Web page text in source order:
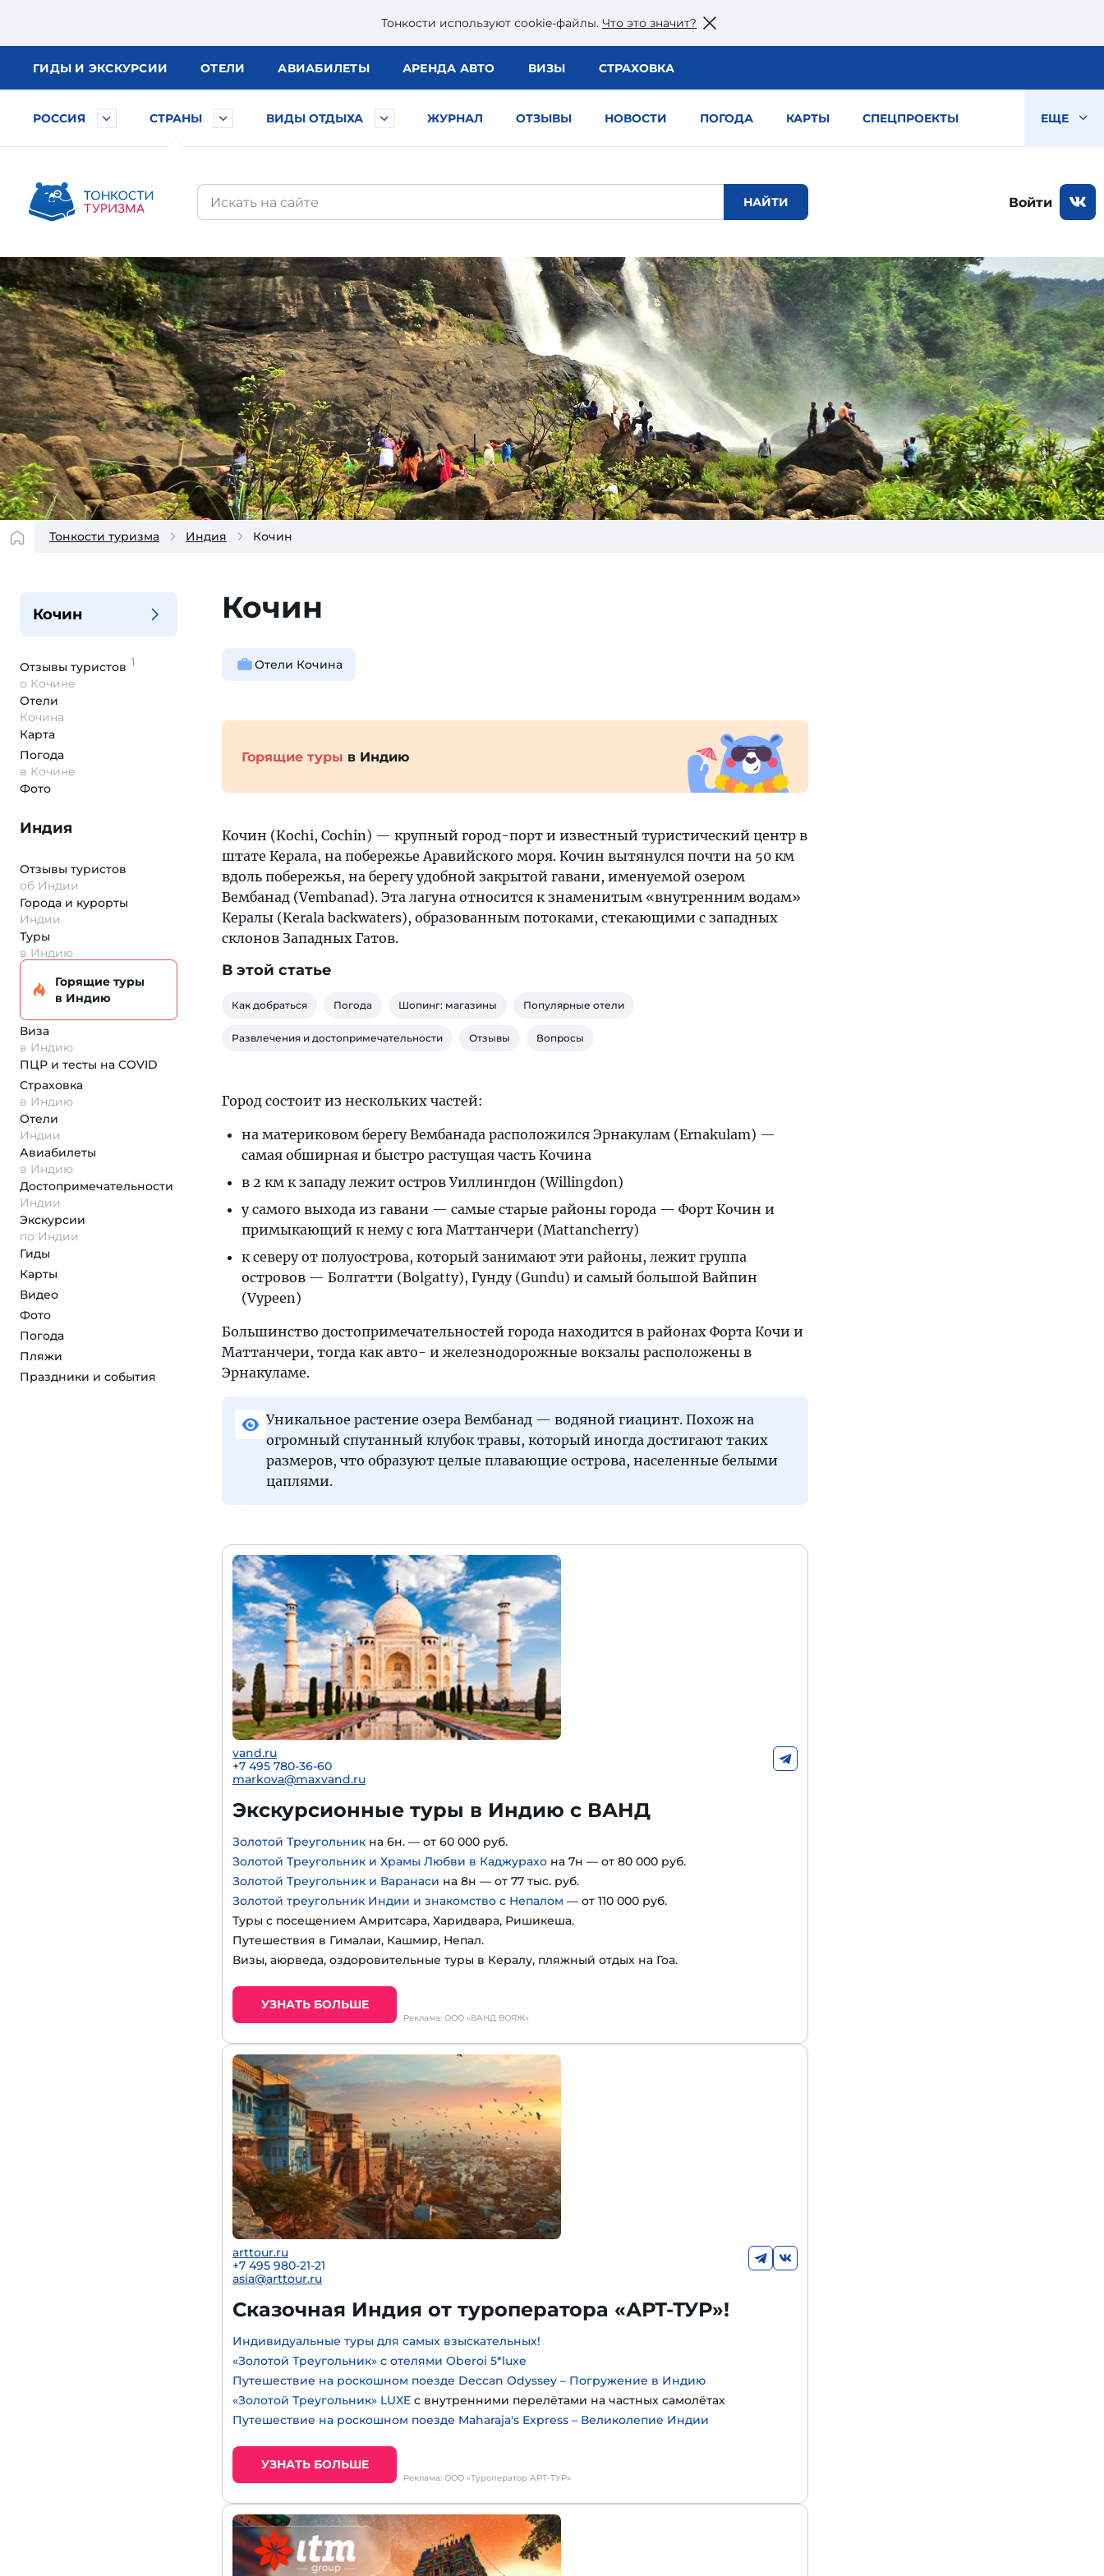
Тонкости используют сookie-файлы. Что это значит?
ГИДЫ И ЭКСКУРСИИ ОТЕЛИ АВИАБИЛЕТЫ АРЕНДА АВТО ВИЗЫ СТРАХОВКА
РОССИЯ СТРАНЫ ВИДЫ ОТДЫХА ЖУРНАЛ ОТЗЫВЫ НОВОСТИ ПОГОДА КАРТЫ СПЕЦПРОЕКТЫ ЕЩЕ
Войти
Тонкости туризма Индия Кочин
Кочин
Отзывы туристов 1
о Кочине
Отели
Кочина
Карта
Погода
в Кочине
Фото
Индия
Отзывы туристов
об Индии
Города и курорты
Индии
Туры
в Индию
Горящие туры
в Индию
Виза
в Индию
ПЦР и тесты на COVID
Страховка
в Индию
Отели
Индии
Авиабилеты
в Индию
Достопримеча­тельности
Индии
Экскурсии
по Индии
Гиды
Карты
Видео
Фото
Погода
Пляжи
Праздники и события
Кочин
Отели Кочина
Горящие туры в Индию
Кочин (Kochi, Cochin) — крупный город-порт и известный туристический центр в
штате Керала, на побережье Аравийского моря. Кочин вытянулся почти на 50 км
вдоль побережья, на берегу удобной закрытой гавани, именуемой озером
Вембанад (Vembanad). Эта лагуна относится к знаменитым «внутренним водам»
Кералы (Kerala backwaters), образованным потоками, стекающими с западных
склонов Западных Гатов.
В этой статье
Как добраться Погода Шопинг: магазины Популярные отели
Развлечения и достопримечательности Отзывы Вопросы
Город состоит из нескольких частей:
на материковом берегу Вембанада расположился Эрнакулам (Ernakulam) —
самая обширная и быстро растущая часть Кочина
в 2 км к западу лежит остров Уиллингдон (Willingdon)
у самого выхода из гавани — самые старые районы города — Форт Кочин и
примыкающий к нему с юга Маттанчери (Mattancherry)
к северу от полуострова, который занимают эти районы, лежит группа
островов — Болгатти (Bolgatty), Гунду (Gundu) и самый большой Вайпин
(Vypeen)
Большинство достопримечательностей города находится в районах Форта Кочи и
Маттанчери, тогда как авто- и железнодорожные вокзалы расположены в
Эрнакуламе.
Уникальное растение озера Вембанад — водяной гиацинт. Похож на
огромный спутанный клубок травы, который иногда достигают таких
размеров, что образуют целые плавающие острова, населенные белыми
цаплями.
vand.ru
+7 495 780-36-60
markova@maxvand.ru
Экскурсионные туры в Индию с ВАНД
Золотой Треугольник на 6н. — от 60 000 руб.
Золотой Треугольник и Храмы Любви в Каджурахо на 7н — от 80 000 руб.
Золотой Треугольник и Варанаси на 8н — от 77 тыс. руб.
Золотой треугольник Индии и знакомство с Непалом — от 110 000 руб.
Туры с посещением Амритсара, Харидвара, Ришикеша.
Путешествия в Гималаи, Кашмир, Непал.
Визы, аюрведа, оздоровительные туры в Кералу, пляжный отдых на Гоа.
УЗНАТЬ БОЛЬШЕ
Реклама: ООО «ВАНД ВОЯЖ»
arttour.ru
+7 495 980-21-21
asia@arttour.ru
Сказочная Индия от туроператора «АРТ-ТУР»!
Индивидуальные туры для самых взыскательных!
«Золотой Треугольник» с отелями Oberoi 5*luxe
Путешествие на роскошном поезде Deccan Odyssey – Погружение в Индию
«Золотой Треугольник» LUXE с внутренними перелётами на частных самолётах
Путешествие на роскошном поезде Maharaja's Express – Великолепие Индии
УЗНАТЬ БОЛЬШЕ
Реклама: ООО «Туроператор АРТ-ТУР»